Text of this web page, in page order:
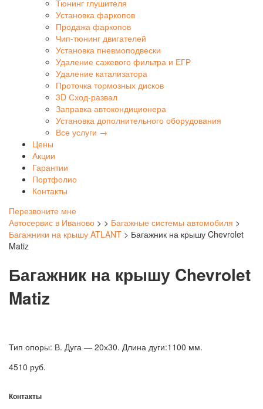
Тюнинг глушителя
Установка фаркопов
Продажа фаркопов
Чип-тюнинг двигателей
Установка пневмоподвески
Удаление сажевого фильтра и ЕГР
Удаление катализатора
Проточка тормозных дисков
3D Сход-развал
Заправка автокондиционера
Установка дополнительного оборудования
Все услуги →
Цены
Акции
Гарантии
Портфолио
Контакты
Перезвоните мне
Автосервис в Иваново > > Багажные системы автомобиля >
Багажники на крышу ATLANT > Багажник на крышу Chevrolet
Matiz
Багажник на крышу Chevrolet
Matiz
Тип опоры: В. Дуга — 20х30. Длина дуги:1100 мм.
4510 руб.
Контакты